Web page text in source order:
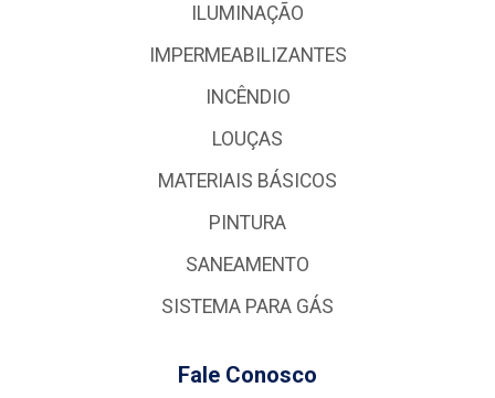
ILUMINAÇÃO
IMPERMEABILIZANTES
INCÊNDIO
LOUÇAS
MATERIAIS BÁSICOS
PINTURA
SANEAMENTO
SISTEMA PARA GÁS
Fale Conosco